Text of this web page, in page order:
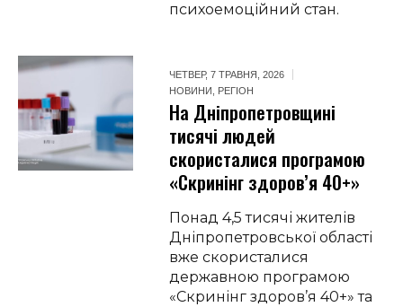
психоемоційний стан.
ЧЕТВЕР, 7 ТРАВНЯ, 2026
НОВИНИ
РЕГІОН
На Дніпропетровщині
тисячі людей
скористалися програмою
«Скринінг здоров’я 40+»
Понад 4,5 тисячі жителів
Дніпропетровської області
вже скористалися
державною програмою
«Скринінг здоров’я 40+» та